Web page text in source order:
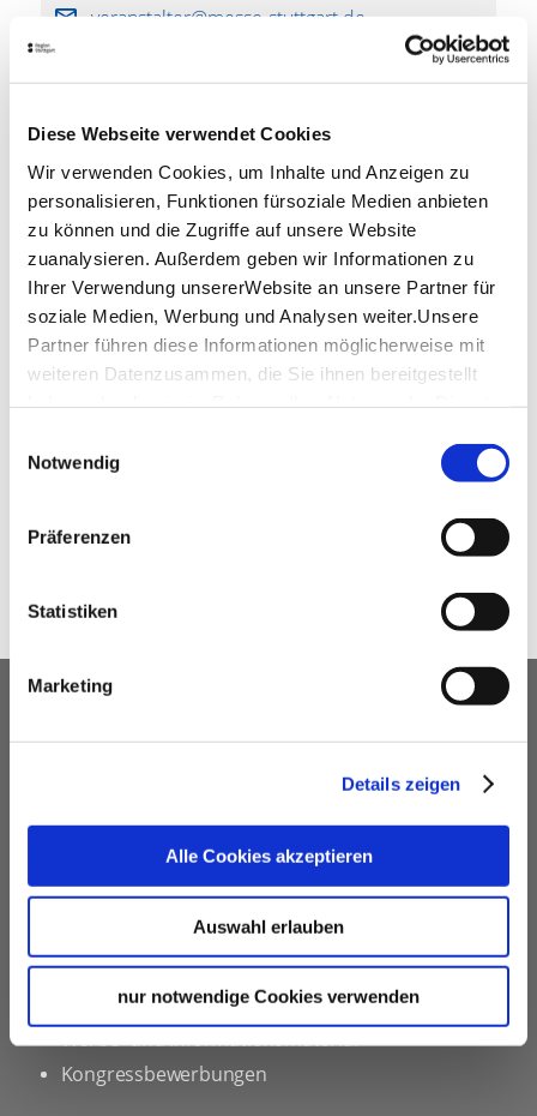
Diese Webseite verwendet Cookies
Wir verwenden Cookies, um Inhalte und Anzeigen zu
personalisieren, Funktionen fürsoziale Medien anbieten
zu können und die Zugriffe auf unsere Website
zuanalysieren. Außerdem geben wir Informationen zu
Ihrer Verwendung unsererWebsite an unsere Partner für
soziale Medien, Werbung und Analysen weiter.Unsere
Partner führen diese Informationen möglicherweise mit
weiteren Datenzusammen, die Sie ihnen bereitgestellt
Impressum
Notwendig
Präferenzen
Statistiken
Marketing
Details zeigen
Alle Cookies akzeptieren
Auswahl erlauben
nur notwendige Cookies verwenden
insgesamt 10.000 Plätzen)
Kongress West, VIP-Lounge, Atrium, Rothauspark
Perfekte Infrastruktur für digitale und hybride
Events:Mit maßgeschneiderten Streaming Paketen
und drei voll ausgestatteten Streaming Studios bietet
die Messe Stuttgart außerdem die perfekte
Voraussetzung für digitale und hybride
Veranstaltungen jeder Größe.
Nachhaltigkeits-Zertifikate und Auszeichnungen:
Partnerbetrieb Nachhaltiges Reiseziel Region
veranstalter@messe-stuttgart.de
Virtueller Rundgang
360°-Rundgang Messe Stuttgart
Downloads
VERANSTALTUNGSPLANER
Dienstleistern
Hotelkontingente
kostenfreies online Hotel-Buchungstool
Rahmenprogramme
Site Inspections
Werbe- und Informationsmaterial
Kongressbewerbungen